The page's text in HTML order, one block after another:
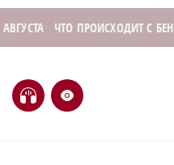
ЧТО ПРОИСХОДИТ С
H e